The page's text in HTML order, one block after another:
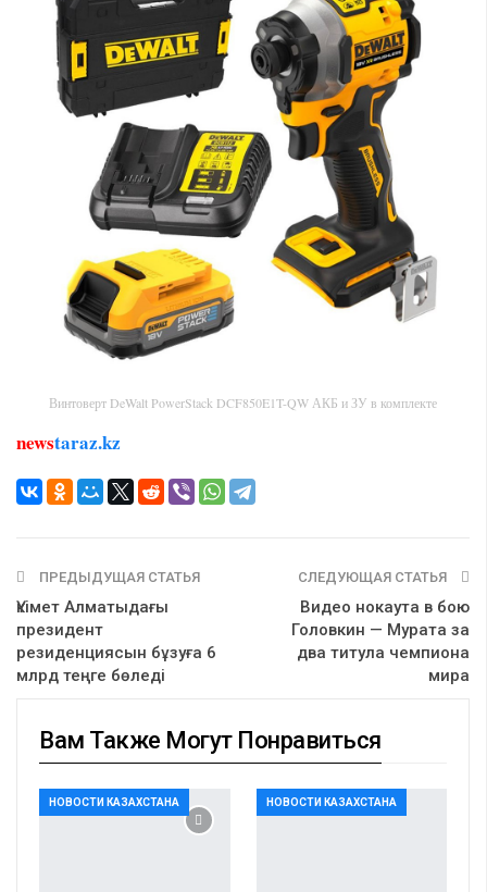
Винтоверт DeWalt PowerStack DCF850E1T-QW АКБ и ЗУ в комплекте
newstaraz.kz
ПРЕДЫДУЩАЯ СТАТЬЯ
Үкімет Алматыдағы
президент
резиденциясын бұзуға 6
млрд теңге бөледі
СЛЕДУЮЩАЯ СТАТЬЯ
Видео нокаута в бою
Головкин — Мурата за
два титула чемпиона
мира
Вам Также Могут Понравиться
НОВОСТИ КАЗАХСТАНА НОВОСТИ КАЗАХСТАНА